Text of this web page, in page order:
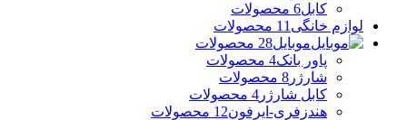
کابل6 محصولات
لوازم خانگی 11 محصولات
موبایل28 محصولات
پاور بانک4 محصولات
شارژر 8 محصولات
کابل شارژر 4 محصولات
هندزفری-ایرفون12 محصولات